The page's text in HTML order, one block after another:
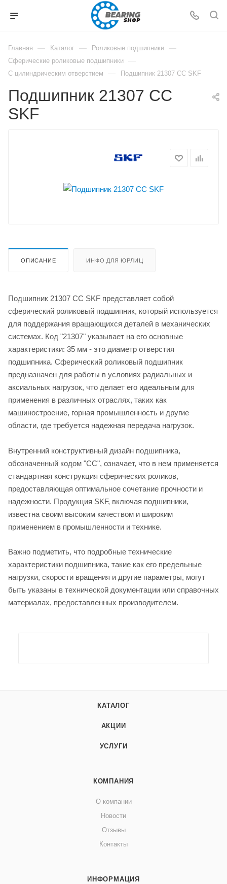
Главная — Каталог — Роликовые подшипники —
Сферические роликовые подшипники —
С цилиндрическим отверстием — Подшипник 21307 CC SKF
Подшипник 21307 CC
SKF
ОПИСАНИЕ ИНФО ДЛЯ ЮРЛИЦ
Подшипник 21307 CC SKF представляет собой
сферический роликовый подшипник, который используется
для поддержания вращающихся деталей в механических
системах. Код "21307" указывает на его основные
характеристики: 35 мм - это диаметр отверстия
подшипника. Сферический роликовый подшипник
предназначен для работы в условиях радиальных и
аксиальных нагрузок, что делает его идеальным для
применения в различных отраслях, таких как
машиностроение, горная промышленность и другие
области, где требуется надежная передача нагрузок.
Внутренний конструктивный дизайн подшипника,
обозначенный кодом "CC", означает, что в нем применяется
стандартная конструкция сферических роликов,
предоставляющая оптимальное сочетание прочности и
надежности. Продукция SKF, включая подшипники,
известна своим высоким качеством и широким
применением в промышленности и технике.
Важно подметить, что подробные технические
характеристики подшипника, такие как его предельные
нагрузки, скорости вращения и другие параметры, могут
быть указаны в технической документации или справочных
материалах, предоставленных производителем.
КАТАЛОГ
АКЦИИ
УСЛУГИ
КОМПАНИЯ
О компании
Новости
Отзывы
Контакты
ИНФОРМАЦИЯ